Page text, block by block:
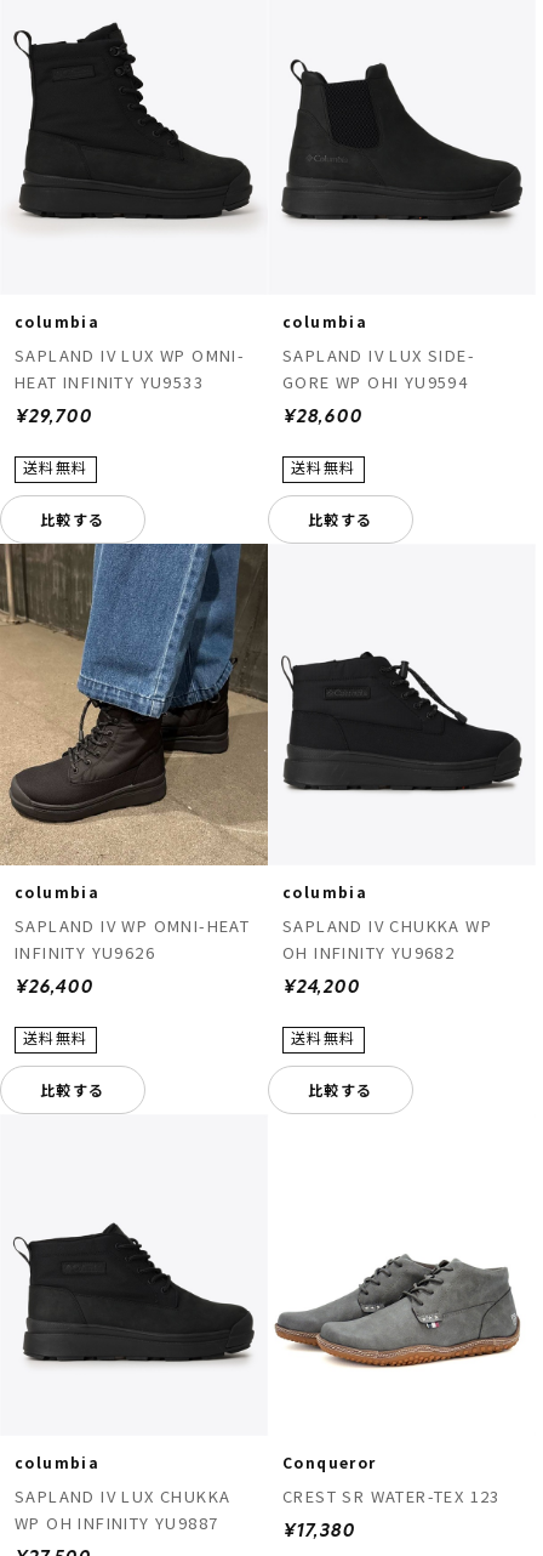
columbia
SAPLAND IV LUX WP OMNI-
HEAT INFINITY YU9533
¥29,700
比較する
columbia
SAPLAND IV LUX SIDE-
GORE WP OHI YU9594
¥28,600
比較する
columbia
SAPLAND IV WP OMNI-HEAT
INFINITY YU9626
¥26,400
比較する
columbia
SAPLAND IV CHUKKA WP
OH INFINITY YU9682
¥24,200
比較する
columbia
SAPLAND IV LUX CHUKKA
WP OH INFINITY YU9887
Conqueror
CREST SR WATER-TEX 123
¥17,380